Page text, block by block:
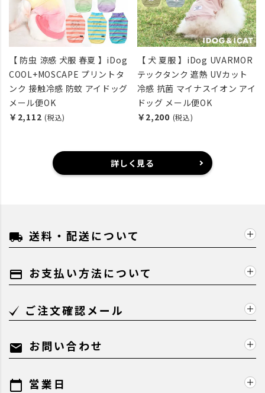
【 防虫 涼感 犬服 春夏 】iDog
COOL+MOSCAPE プリントタ
ンク 接触冷感 防蚊 アイドッグ
メール便OK
￥2,112 (税込)
【 犬 夏服 】iDog UVARMOR
テックタンク 遮熱 UVカット
冷感 抗菌 マイナスイオン アイ
ドッグ メール便OK
￥2,200 (税込)
詳しく見る
local_shipping 送料・配送について
payment お支払い方法について
ご注文確認メール
mail お問い合わせ
calendar_today 営業日